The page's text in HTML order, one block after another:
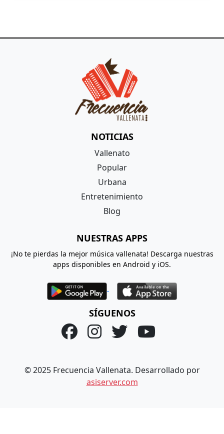
NOTICIAS
Vallenato
Popular
Urbana
Entretenimiento
Blog
NUESTRAS APPS
¡No te pierdas la mejor música vallenata! Descarga nuestras
apps disponibles en Android y iOS.
SÍGUENOS
© 2025 Frecuencia Vallenata. Desarrollado por
asiserver.com